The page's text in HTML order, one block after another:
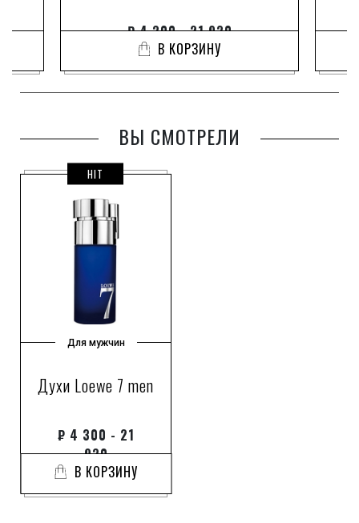
₽4 300 - 21 930
В КОРЗИНУ
ВЫ СМОТРЕЛИ
HIT
Для мужчин
Духи Loewe 7 men
₽ 4 300 - 21
930
В КОРЗИНУ